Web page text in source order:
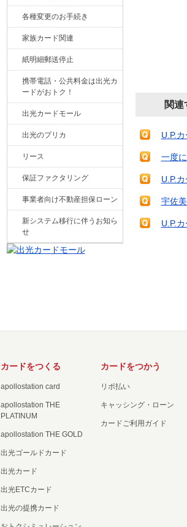
各種変更のお手続き
家族カード関連
紙明細郵送停止
携帯電話・公共料金は出光カ
ードがおトク！
出光カードモール
出光のプリカ
リース
保証ファクタリング
事業者向け不動産担保ローン
新システム移行に伴うお知ら
せ
関
U.P.
一度
U.P.
宇佐
U.P.
カードをつくる
apollostation card
apollostation THE
PLATINUM
apollostation THE GOLD
出光ゴールドカード
出光カード
出光ETCカード
出光の提携カード
カードをつかう
リボ払い
キャッシング・ローン
カードご利用ガイド